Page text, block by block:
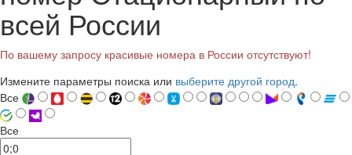
всей России
По вашему запросу красивые номера в России отсутствуют!
Измените параметры поиска или выберите другой город.
Все
Все